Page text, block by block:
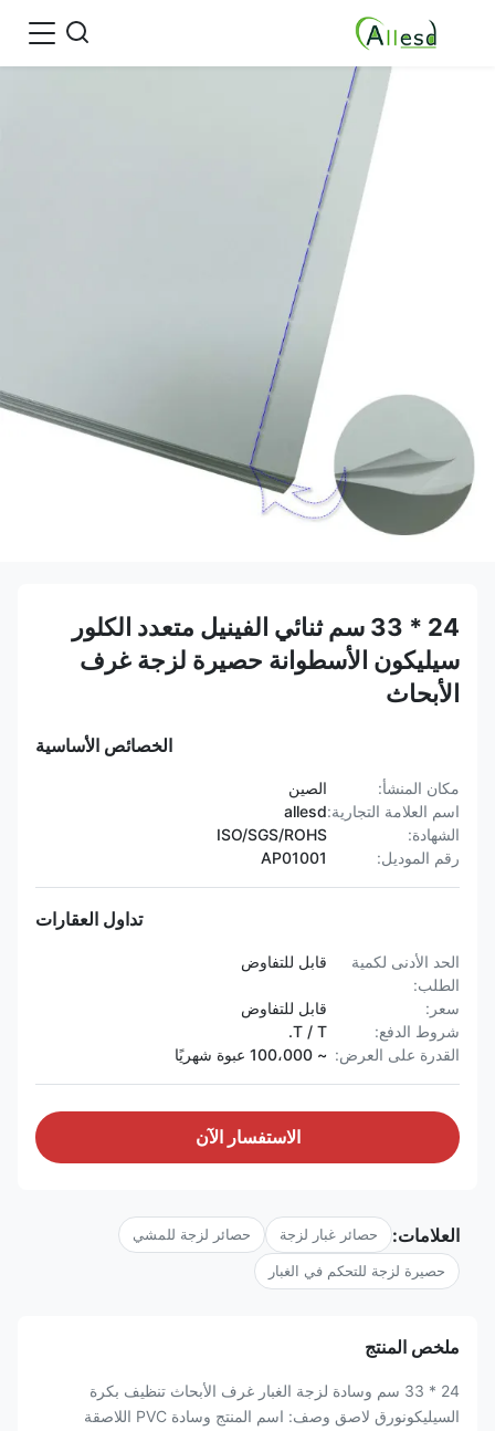
24 * 33 سم ثنائي الفينيل متعدد الكلور
سيليكون الأسطوانة حصيرة لزجة غرف
الأبحاث
الخصائص الأساسية
مكان المنشأ:
الصين
اسم العلامة التجارية:allesd
الشهادة:
ISO/SGS/ROHS
رقم الموديل:
AP01001
تداول العقارات
الحد الأدنى لكمية
الطلب:
قابل للتفاوض
سعر:
قابل للتفاوض
شروط الدفع:
T / T.
القدرة على العرض: ~ 100،000 عبوة شهريًا
الاستفسار الآن
العلامات: حصائر غبار لزجة حصائر لزجة للمشي
حصيرة لزجة للتحكم في الغبار
ملخص المنتج
24 * 33 سم وسادة لزجة الغبار غرف الأبحاث تنظيف بكرة
السيليكونورق لاصق وصف: اسم المنتج وسادة PVC اللاصقة